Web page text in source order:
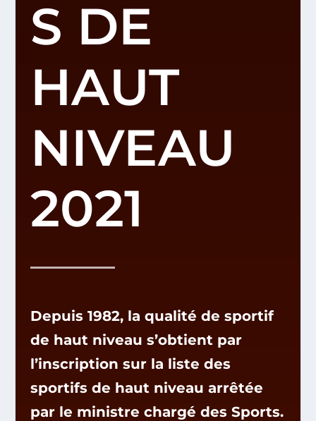
S DE
HAUT
NIVEAU
2021
Depuis 1982, la qualité de sportif
de haut niveau s’obtient par
l’inscription sur la liste des
sportifs de haut niveau arrêtée
par le ministre chargé des Sports.